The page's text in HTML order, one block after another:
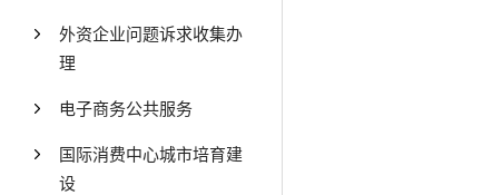
外资企业问题诉求收集办
理
电子商务公共服务
国际消费中心城市培育建
设